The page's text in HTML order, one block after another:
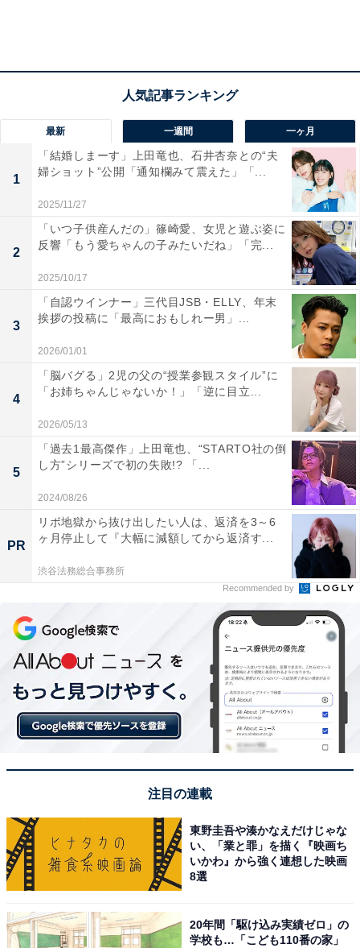
最新 一週間 一ヶ月
1
「結婚しまーす」上田竜也、石井杏奈との“夫
婦ショット”公開「通知欄みて震えた」「...
2025/11/27
2
「いつ子供産んだの」篠崎愛、女児と遊ぶ姿に
反響「もう愛ちゃんの子みたいだね」「完...
2025/10/17
3
「自認ウインナー」三代目JSB・ELLY、年末
挨拶の投稿に「最高におもしれー男」...
2026/01/01
4
「脳バグる」2児の父の“授業参観スタイル”に
「お姉ちゃんじゃないか！」「逆に目立...
2026/05/13
5
「過去1最高傑作」上田竜也、“STARTO社の倒
し方”シリーズで初の失敗!? 「...
2024/08/26
PR
リボ地獄から抜け出したい人は、返済を3～6
ヶ月停止して『大幅に減額してから返済す...
渋谷法務総合事務所
Recommended by
注目の連載
東野圭吾や湊かなえだけじゃな
い、「業と罪」を描く『映画ち
いかわ』から強く連想した映画
8選
20年間「駆け込み実績ゼロ」の
学校も…「こども110番の家」